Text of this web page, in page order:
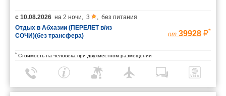
с 10.08.2026 на 2 ночи, 3 , без питания
Отдых в Абхазии (ПЕРЕЛЕТ в/из
СОЧИ)(без трансфера)
от 39928 *
* Стоимость на человека при двухместном размещении